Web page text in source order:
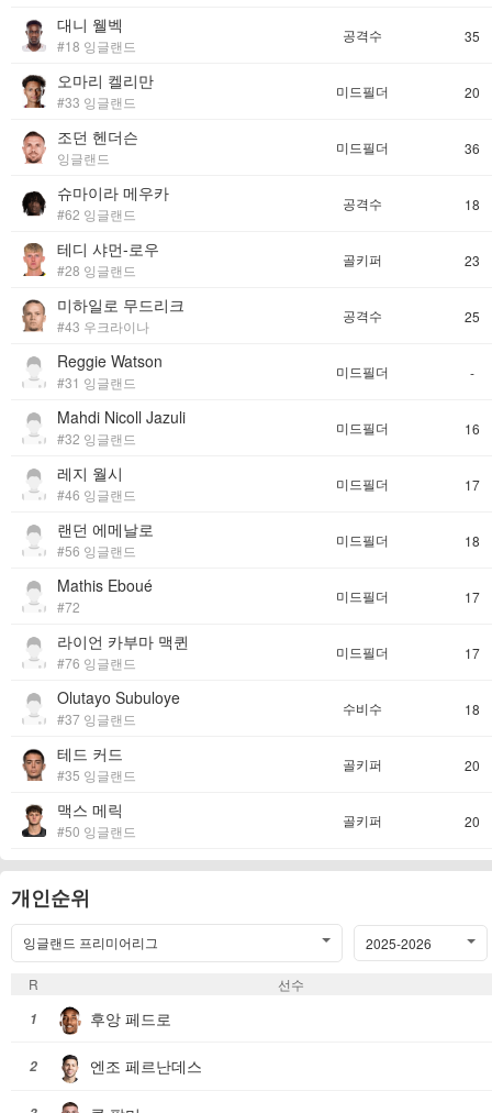
대니 웰벡
#18 잉글랜드
공격수 35
오마리 켈리만
#33 잉글랜드
미드필더 20
조던 헨더슨
잉글랜드
미드필더 36
슈마이라 메우카
#62 잉글랜드
공격수 18
테디 샤먼-로우
#28 잉글랜드
골키퍼 23
미하일로 무드리크
#43 우크라이나
공격수 25
Reggie Watson
#31 잉글랜드
미드필더 -
Mahdi Nicoll Jazuli
#32 잉글랜드
미드필더 16
레지 월시
#46 잉글랜드
미드필더 17
랜던 에메날로
#56 잉글랜드
미드필더 18
Mathis Eboué
#72
미드필더 17
라이언 카부마 맥퀸
#76 잉글랜드
미드필더 17
Olutayo Subuloye
#37 잉글랜드
수비수 18
테드 커드
#35 잉글랜드
골키퍼 20
맥스 메릭
#50 잉글랜드
골키퍼 20
개인순위
잉글랜드 프리미어리그 2025-2026
R
선수
1
후앙 페드로
2 엔조 페르난데스